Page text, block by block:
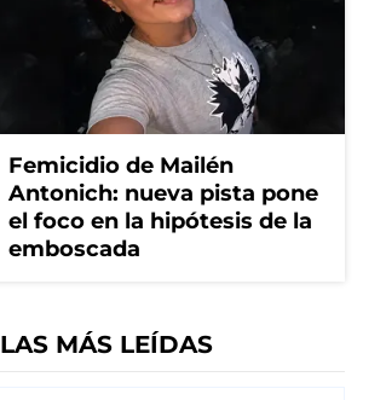
Femicidio de Mailén
Antonich: nueva pista pone
el foco en la hipótesis de la
emboscada
LAS MÁS LEÍDAS